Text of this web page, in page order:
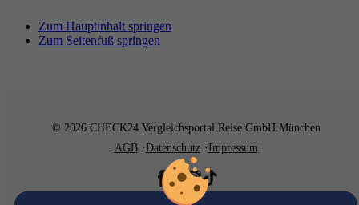
Zum Hauptinhalt springen
Zum Seitenfuß springen
© 2026 CHECK24 Vergleichsportal Reise GmbH München
AGB
Datenschutz Impressum